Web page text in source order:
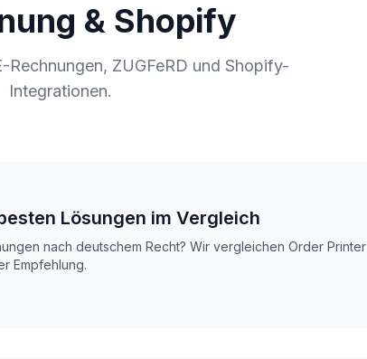
& Shopify
Rechnungen, ZUGFeRD und Shopify-
Integrationen.
Lösungen im Vergleich
nach deutschem Recht? Wir vergleichen Order Printer
Empfehlung.